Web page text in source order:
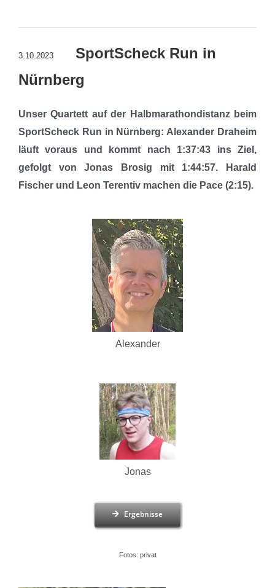
3.10.2023 SportScheck Run in
Nürnberg
Unser Quartett auf der Halbmarathondistanz beim
SportScheck Run in Nürnberg: Alexander Draheim
läuft voraus und kommt nach 1:37:43 ins Ziel,
gefolgt von Jonas Brosig mit 1:44:57. Harald
Fischer und Leon Terentiv machen die Pace (2:15).
Alexander
Jonas
Ergebnisse
Fotos: privat